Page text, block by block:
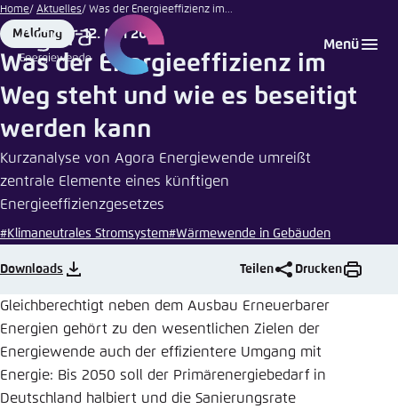
Zum
Hauptinhalt
gehen
Menü
Home Aktuelles Was der Energieeffizienz im...
Format
Meldung
Date
12. Mai 2017
Was der Energieeffizienz im
Weg steht und wie es beseitigt
werden kann
Kurzanalyse von Agora Energiewende umreißt
zentrale Elemente eines künftigen
Energieeffizienzgesetzes
#Klimaneutrales Stromsystem#Wärmewende in Gebäuden
stockphoto-
graf |
Fotolia
Downloads Teilen Drucken
Gleichberechtigt neben dem Ausbau Erneuerbarer
Energien gehört zu den wesentlichen Zielen der
Energiewende auch der effizientere Umgang mit
Energie: Bis 2050 soll der Primärenergiebedarf in
Deutschland halbiert und die Sanierungsrate
Login
Melden Sie sich an um ..., ... und ... zu verwalten.
Benutzername *
Passwort * Passwort vergessen?
Noch kein Benutzerkonto?
Abbrechen
Sprache auswählen
Englisch
Deutsch
Agora Think Tanks
Erscheinungsbild der Webseite
Diese Webseite passt ihr Farbschema basierend
auf Ihren Einstellungen an. Wählen Sie aus,
verwenden möchten.
Close
Dunkel
Automatisch